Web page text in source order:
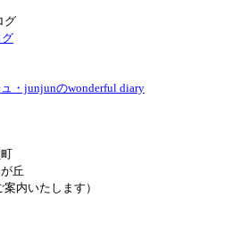
グ
・junjunのwonderful diary
丘
内いたします）